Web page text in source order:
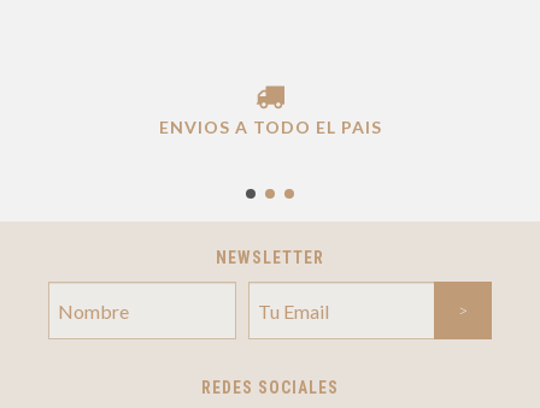
ENVIOS A TODO EL PAIS
NEWSLETTER
REDES SOCIALES